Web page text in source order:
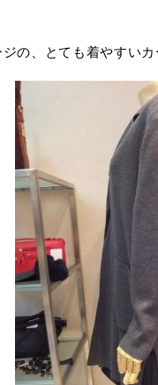
の、とても着やすいカ